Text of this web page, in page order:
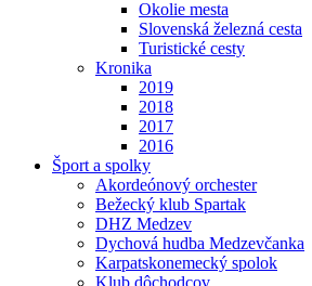
Okolie mesta
Slovenská železná cesta
Turistické cesty
Kronika
2019
2018
2017
2016
Šport a spolky
Akordeónový orchester
Bežecký klub Spartak
DHZ Medzev
Dychová hudba Medzevčanka
Karpatskonemecký spolok
Klub dôchodcov